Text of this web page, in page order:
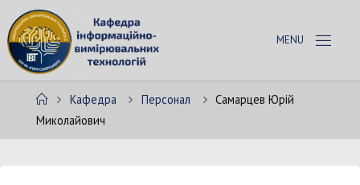
Skip
to
content
ЕД
РА
HomeКафедра Персонал
Самарцев Юрій
Миколайович